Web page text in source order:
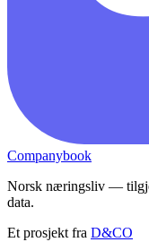
Companybook
Norsk næringsliv —
data.
Et prosjekt fra D&CO